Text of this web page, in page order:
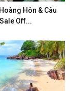
Hôn & Câu
Off...